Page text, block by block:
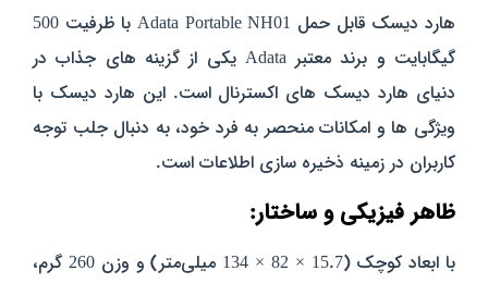
هارد دیسک قابل حمل Adata Portable NH01 با ظرفیت 500
گیگابایت و برند معتبر Adata یکی از گزینه‌ های جذاب در
دنیای هارد دیسک‌ های اکسترنال است. این هارد دیسک با
ویژگی‌ ها و امکانات منحصر به فرد خود، به دنبال جلب توجه
کاربران در زمینه ذخیره‌ سازی اطلاعات است.
ظاهر فیزیکی و ساختار:
با ابعاد کوچک (15.7 × 82 × 134 میلی‌متر) و وزن 260 گرم،